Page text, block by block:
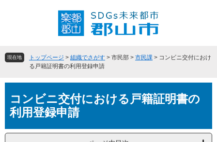
頭
飛現在地 トップページ > 組織でさがす > 市民部 > 市民課 > コンビニ交付におけ
る戸籍証明書の利用登録申請
コンビニ交付における戸籍証明書の
利用登録申請